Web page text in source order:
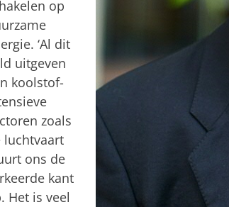
op
‘Al dit
uitgeven
koolstof-
zoals
luchtvaart
ons de
kant
Het is veel